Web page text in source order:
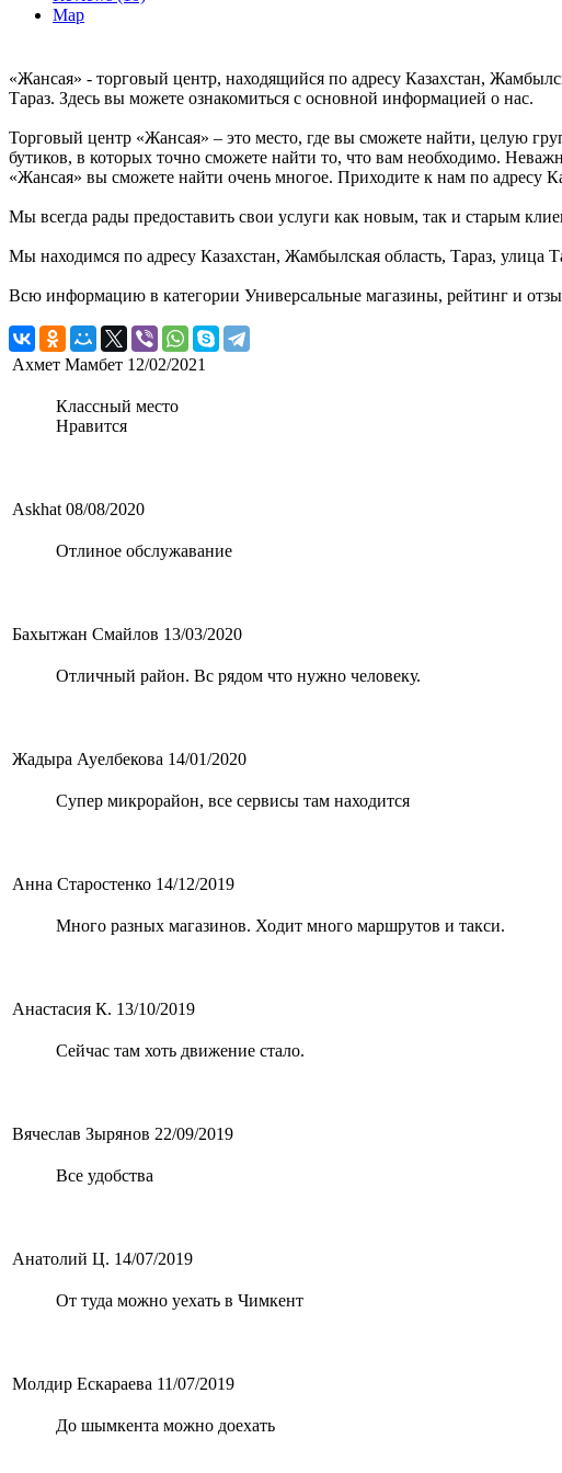
Map
«Жансая» - торговый центр, находящийся по адресу Казахстан,
Тараз. Здесь вы можете ознакомиться с основной информацией о нас.
Торговый центр «Жансая» – это место, где вы сможете найти, целую
бутиков, в которых точно сможете найти то, что вам необходимо.
«Жансая» вы сможете найти очень многое. Приходите к нам по адресу
Мы всегда рады предоставить свои услуги как новым, так и старым
Мы находимся по адресу Казахстан, Жамбылская область, Тараз, улица
Всю информацию в категории Универсальные магазины, рейтинг и
Ахмет Мамбет 12/02/2021
Классный место
Нравится
Askhat 08/08/2020
Отлиное обслужавание
Бахытжан Смайлов 13/03/2020
Отличный район. Вс рядом что нужно человеку.
Жадыра Ауелбекова 14/01/2020
Супер микрорайон, все сервисы там находится
Анна Старостенко 14/12/2019
Много разных магазинов. Ходит много маршрутов и такси.
Анастасия К. 13/10/2019
Сейчас там хоть движение стало.
Вячеслав Зырянов 22/09/2019
Все удобства
Анатолий Ц. 14/07/2019
От туда можно уехать в Чимкент
Молдир Ескараева 11/07/2019
До шымкента можно доехать